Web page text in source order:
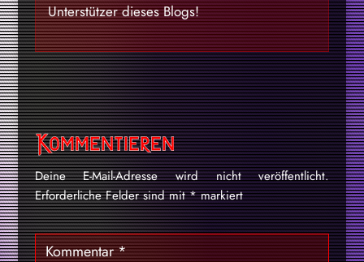
Unterstützer dieses Blogs!
Kommentieren
Deine E-Mail-Adresse wird nicht veröffentlicht.
Erforderliche Felder sind mit*markiert